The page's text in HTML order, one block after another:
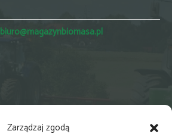
Zarządzaj zgodą
biuro@magazynbiomasa.pl